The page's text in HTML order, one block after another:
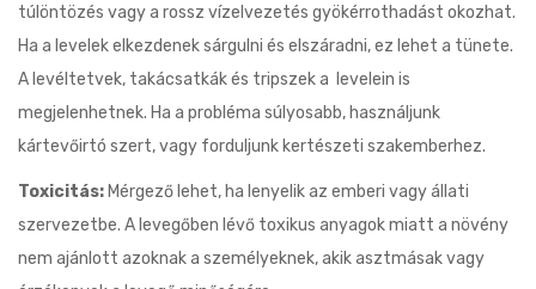
túlöntözés vagy a rossz vízelvezetés gyökérrothadást okozhat.
Ha a levelek elkezdenek sárgulni és elszáradni, ez lehet a tünete.
A levéltetvek, takácsatkák és tripszek a levelein is
megjelenhetnek. Ha a probléma súlyosabb, használjunk
kártevőirtó szert, vagy forduljunk kertészeti szakemberhez.
Toxicitás: Mérgező lehet, ha lenyelik az emberi vagy állati
szervezetbe. A levegőben lévő toxikus anyagok miatt a növény
nem ajánlott azoknak a személyeknek, akik asztmásak vagy